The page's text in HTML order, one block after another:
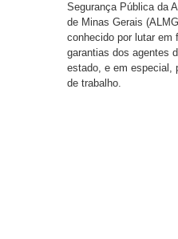
Segurança Pública da
de Minas Gerais
conhecido por lutar em
garantias dos agentes
estado, e em especial,
de trabalho.